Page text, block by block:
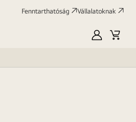
Fenntarthatóság Vállalatoknak
SajátKosár